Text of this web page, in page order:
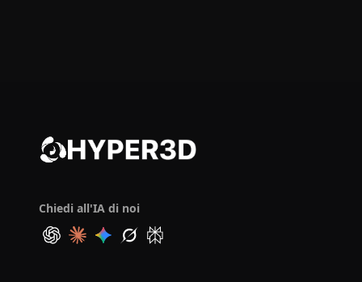
Chiedi all'IA di noi